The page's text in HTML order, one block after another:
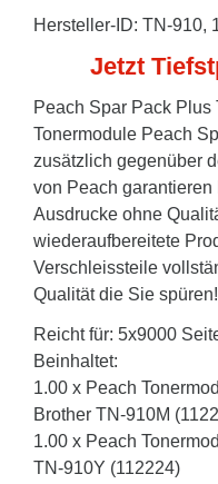
Hersteller-ID: TN-910,
Jetzt
Peach Spar Pack
Tonermodule Peach
zusätzlich gegenüber
von Peach
Ausdrucke ohne
wiederaufbereitete
Verschleissteile
Qualität die Sie spüren!
Reicht für: 5x9000
Beinhaltet:
1.00 x Peach
Brother TN-910M
1.00 x Peach
TN-910Y (112224)